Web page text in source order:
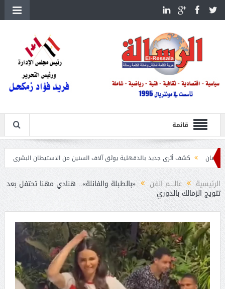
قائمة
كشف أثرى جديد بالدقهلية يوثق آلاف السنين من الاستيطان البشرى اتحاد الكرة يطلب
الرئيسية عالــــم الفن «بالطبلة والفانلة».. هنادي مهنا تحتفل بعد
تتويج الزمالك بالدوري